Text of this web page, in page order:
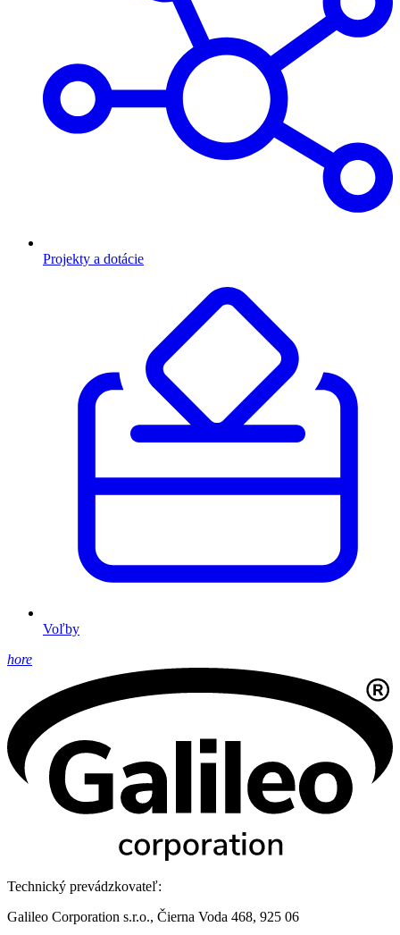
Projekty a dotácie
Voľby
hore
Technický prevádzkovateľ:
Galileo Corporation s.r.o., Čierna Voda 468, 925 06